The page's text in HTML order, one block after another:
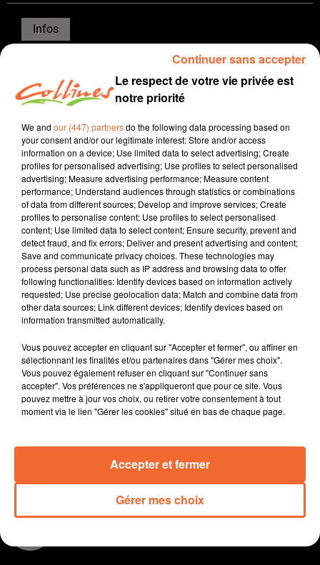
Infos
18 novembre 2025 - 12 min 33 sec
JOURNAL DU MARDI 18 NOVEMBRE ( MIDI )
L'info près de chez vous
Le 107e Congrès des maires débute ce mardi à Paris
dans un contexte d'incertitudes politiques et
budgétaires. Sur place notamment la présidente de
l'association des maires des deux-sèvres.
C'est aujourd'hui la journée nationale contre la
précarité énergétique. En bocage bressuirais,
l'association Solidar'Toit peut aider à y remédier (
photo archives Collines ).
Le permis de construire du futur batiment des archives
municipales de Bressuire et de l'Agglo 2B va
millions d'€.
La suite du festival des solidarité ce mardi avec la
projection d'un film cet après-midi autour d'agriculteurs
attachés à produire des aliments de qualité.
Le Fauteuil Rouge de Bressuire qui acceuillera
Amateurs de trompes de chasse, rendez-vous à Saint-
Varent ce vendredi soir
Le respect de votre vie privée est
notre priorité
We and our (447) partnersdo the following data processing based on
your consent and/or our legitimate interest: Store and/or access
information on a device; Use limited data to select advertising; Create
profiles for personalised advertising; Use profiles to select personalised
advertising; Measure advertising performance; Measure content
performance; Understand audiences through statistics or combinations
of data from different sources; Develop and improve services; Create
profiles to personalise content; Use profiles to select personalised
content; Use limited data to select content; Ensure security, prevent and
detect fraud, and fix errors; Deliver and present advertising and content;
Save and communicate privacy choices. These technologies may
process personal data such as IP address and browsing data to offer
following functionalities: Identify devices based on information actively
requested; Use precise geolocation data; Match and combine data from
other data sources; Link different devices; Identify devices based on
information transmitted automatically.
Vous pouvez accepter en cliquant sur "Accepter et fermer", ou affiner en
sélectionnant les finalités et/ou partenaires dans "Gérer mes choix".
Vous pouvez également refuser en cliquant sur "Continuer sans
accepter". Vos préférences ne s'appliqueront que pour ce site. Vous
pouvez mettre à jour vos choix, ou retirer votre consentement à tout
moment via le lien "Gérer les cookies" situé en bas de chaque page.
Gérer mes choix
Accepter et fermer
Continuer sans accepter